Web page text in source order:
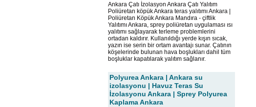
Ankara Çatı İzolasyon Ankara Çatı Yalıtım
Poliüretan köpük Ankara teras yalıtımı Ankara |
Poliüretan Köpük Ankara Mandıra - çiftlik
Yalıtımı Ankara, sprey poliüretan uygulaması ısı
yalıtımı sağlayarak terleme problemlerini
ortadan kaldırır. Kullanıldığı yerde kışın sıcak,
yazın ise serin bir ortam avantajı sunar. Çatının
köşelerinde bulunan hava boşlukları dahil tüm
boşluklar kapatılarak yalıtım sağlanır.
Polyurea Ankara | Ankara su
izolasyonu | Havuz Teras Su
İzolasyonu Ankara | Sprey Polyurea
Kaplama Ankara